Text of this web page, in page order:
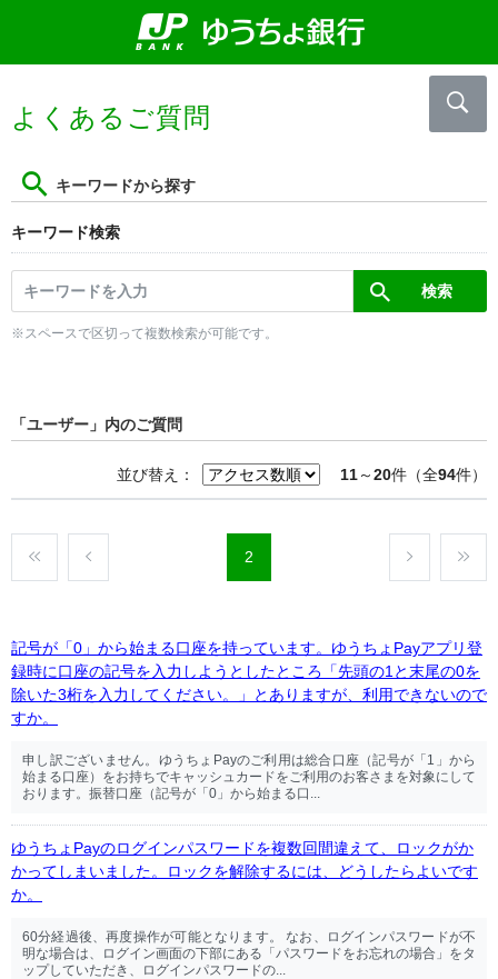
よくあるご質問
キーワードから探す
キーワード検索
※スペースで区切って複数検索が可能です。
「ユーザー」内のご質問
並び替え： 11～20件（全94件）
2
記号が「0」から始まる口座を持っています。ゆうちょPayアプリ登
録時に口座の記号を入力しようとしたところ「先頭の1と末尾の0を
除いた3桁を入力してください。」とありますが、利用できないので
すか。
申し訳ございません。ゆうちょPayのご利用は総合口座（記号が「1」から
始まる口座）をお持ちでキャッシュカードをご利用のお客さまを対象にして
おります。振替口座（記号が「0」から始まる口...
ゆうちょPayのログインパスワードを複数回間違えて、ロックがか
かってしまいました。ロックを解除するには、どうしたらよいです
か。
60分経過後、再度操作が可能となります。 なお、ログインパスワードが不
明な場合は、ログイン画面の下部にある「パスワードをお忘れの場合」をタ
ップしていただき、ログインパスワードの...